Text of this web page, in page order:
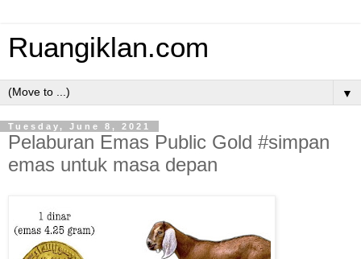
Ruangiklan.com
▼
Tuesday, June 8, 2021
Pelaburan Emas Public Gold #simpan
emas untuk masa depan